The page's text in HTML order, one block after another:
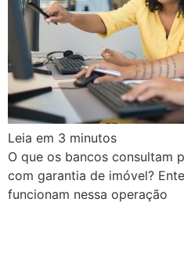
Leia em 3 minutos
O que os bancos consultam
com garantia de imóvel?
funcionam nessa operação